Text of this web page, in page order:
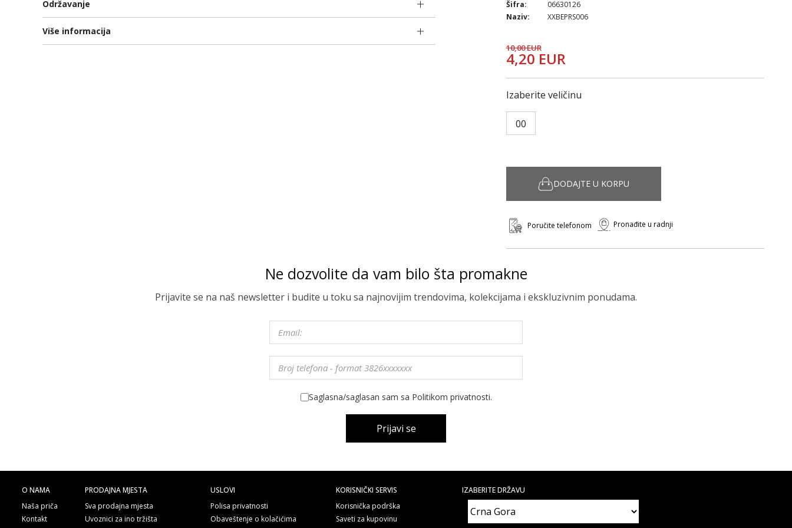
Održavanje
Više informacija
Šifra:
06630126
Naziv:
XXBEPRS006
10,00 EUR
4,20 EUR
Izaberite veličinu
00
DODAJTE U KORPU
Poručite telefonom Pronađite u radnji
Ne dozvolite da vam bilo šta promakne
Prijavite se na naš newsletter i budite u toku sa najnovijim trendovima, kolekcijama i ekskluzivnim ponudama.
Saglasna/saglasan sam sa Politikom privatnosti.
Prijavi se
O NAMA
Naša priča
Kontakt
PRODAJNA MJESTA
Sva prodajna mjesta
Uvoznici za ino tržišta
USLOVI
Polisa privatnosti
Obaveštenje o kolačićima
KORISNIČKI SERVIS
Korisnička podrška
Saveti za kupovinu
IZABERITE DRŽAVU